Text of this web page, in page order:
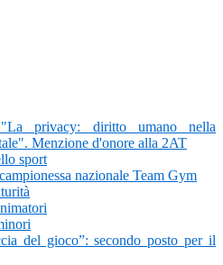
"La privacy: diritto umano nella
Menzione d'onore alla 2AT
sport
nazionale Team Gym
del gioco”: secondo posto per il